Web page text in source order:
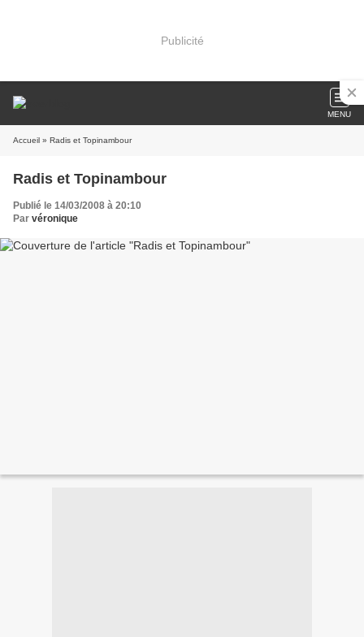
Publicité
MENU
Accueil » Radis et Topinambour
Radis et Topinambour
Publié le 14/03/2008 à 20:10
Par véronique